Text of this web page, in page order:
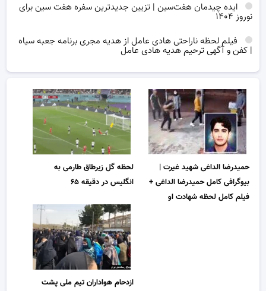
ایده چیدمان هفت‌سین | تزیین جدیدترین سفره هفت سین برای
نوروز ۱۴۰۴
فیلم لحظه ناراحتی هادی عامل از هدیه مجری برنامه جعبه سیاه
| کفن و آگهی ترحیم هدیه هادی عامل
حمیدرضا الداغی شهید غیرت |
بیوگرافی کامل حمیدرضا الداغی +
فیلم کامل لحظه شهادت او
لحظه گل زیرطاق طارمی به
انگلیس در دقیقه ۶۵
ازدحام هواداران تیم ملی پشت